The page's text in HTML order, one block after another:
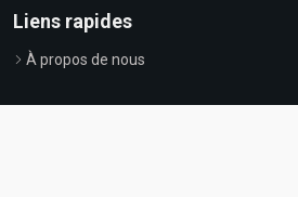
Liens rapides
À propos de nous